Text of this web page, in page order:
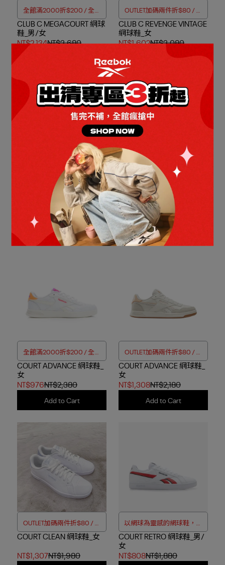
全館滿2000折$200 / 全館
滿4000折$350
CLUB C MEGACOURT 網球
鞋_男/女
NT$2,134NT$3,680
OUTLET加碼兩件折$80 / 四
件折$188
CLUB C REVENGE VINTAGE
網球鞋_女
NT$1,602NT$3,080
Add to Cart
童趣造型的迷你後背包
Convertible mini BP 後背包
NT$702
NT$1,080
Add to Cart
OUTLET加碼兩件折$80 / 四
件折$188
COURT ADVANCE 網球鞋_
女
NT$1,651NT$2,580
Add to Cart
全館滿2000折$200 / 全館
滿4000折$350
COURT ADVANCE 網球鞋_
女
NT$976NT$2,380
Add to Cart
OUTLET加碼兩件折$80 / 四
件折$188
COURT ADVANCE 網球鞋_
女
NT$1,308NT$2,180
Add to Cart
OUTLET加碼兩件折$80 / 四
件折$188
COURT CLEAN 網球鞋_女
NT$1,307NT$1,980
以網球為靈感的網球鞋，搭
配色彩豐富的裝飾
COURT RETRO 網球鞋_男/
女
NT$808NT$1,880